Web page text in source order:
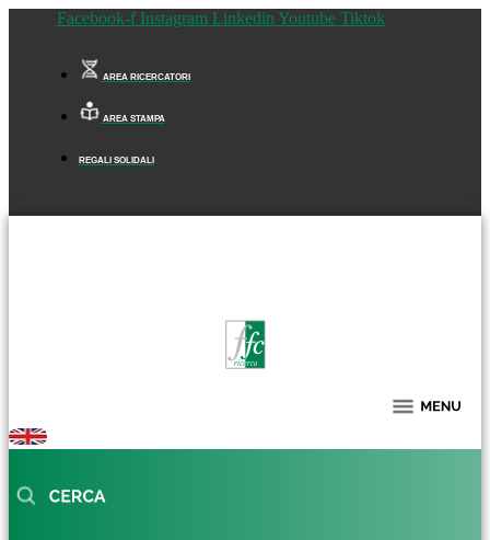
Facebook-f Instagram Linkedin Youtube Tiktok
AREA RICERCATORI
AREA STAMPA
REGALI SOLIDALI